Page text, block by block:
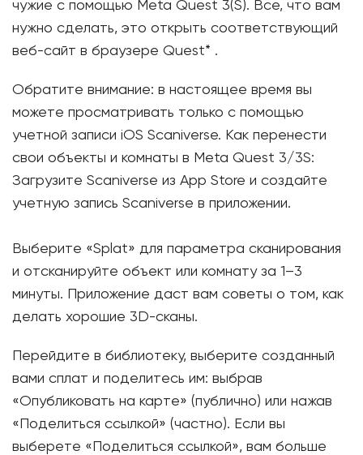
чужие с помощью Meta Quest 3(S). Все, что вам
нужно сделать, это открыть соответствующий
веб-сайт в браузере Quest* .
Обратите внимание: в настоящее время вы
можете просматривать только с помощью
учетной записи iOS Scaniverse. Как перенести
свои объекты и комнаты в Meta Quest 3/3S:
Загрузите Scaniverse из App Store и создайте
учетную запись Scaniverse в приложении.
Выберите «Splat» для параметра сканирования
и отсканируйте объект или комнату за 1–3
минуты. Приложение даст вам советы о том, как
делать хорошие 3D-сканы.
Перейдите в библиотеку, выберите созданный
вами сплат и поделитесь им: выбрав
«Опубликовать на карте» (публично) или нажав
«Поделиться ссылкой» (частно). Если вы
выберете «Поделиться ссылкой», вам больше